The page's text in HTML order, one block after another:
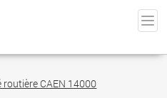
CAEN 14000